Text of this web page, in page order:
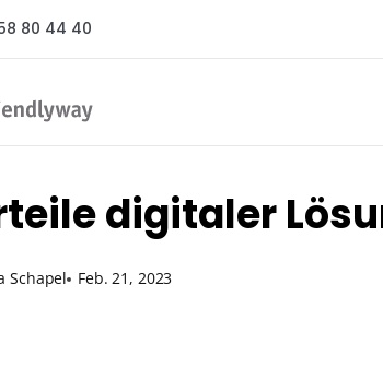
80 44 40
digitaler
Schapel Feb. 21, 2023